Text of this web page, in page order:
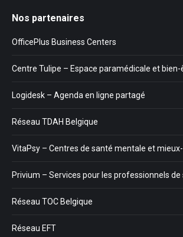
Nos partenaires
OfficePlus Business Centers
Centre Tulipe – Espace paramédicale et bien-
Logidesk – Agenda en ligne partagé
Réseau TDAH Belgique
VitaPsy – Centres de santé mentale et
Privium – Services pour les professionnels de
Réseau TOC Belgique
Réseau EFT